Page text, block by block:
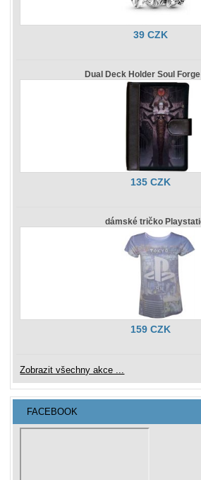
39 CZK
Dual Deck Holder Soul
135 CZK
dámské tričko
159 CZK
Zobrazit všechny akce ...
FACEBOOK